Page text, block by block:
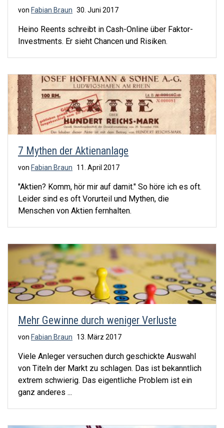
von Fabian Braun 30. Juni 2017
Heino Reents schreibt in Cash-Online über Faktor-
Investments. Er sieht Chancen und Risiken.
7 Mythen der Aktienanlage
von Fabian Braun 11. April 2017
"Aktien? Komm, hör mir auf damit." So höre ich es oft.
Leider sind es oft Vorurteil und Mythen, die
Menschen von Aktien fernhalten.
Mehr Gewinne durch weniger Verluste
von Fabian Braun 13. März 2017
Viele Anleger versuchen durch geschickte Auswahl
von Titeln der Markt zu schlagen. Das ist bekanntlich
extrem schwierig. Das eigentliche Problem ist ein
ganz anderes ...